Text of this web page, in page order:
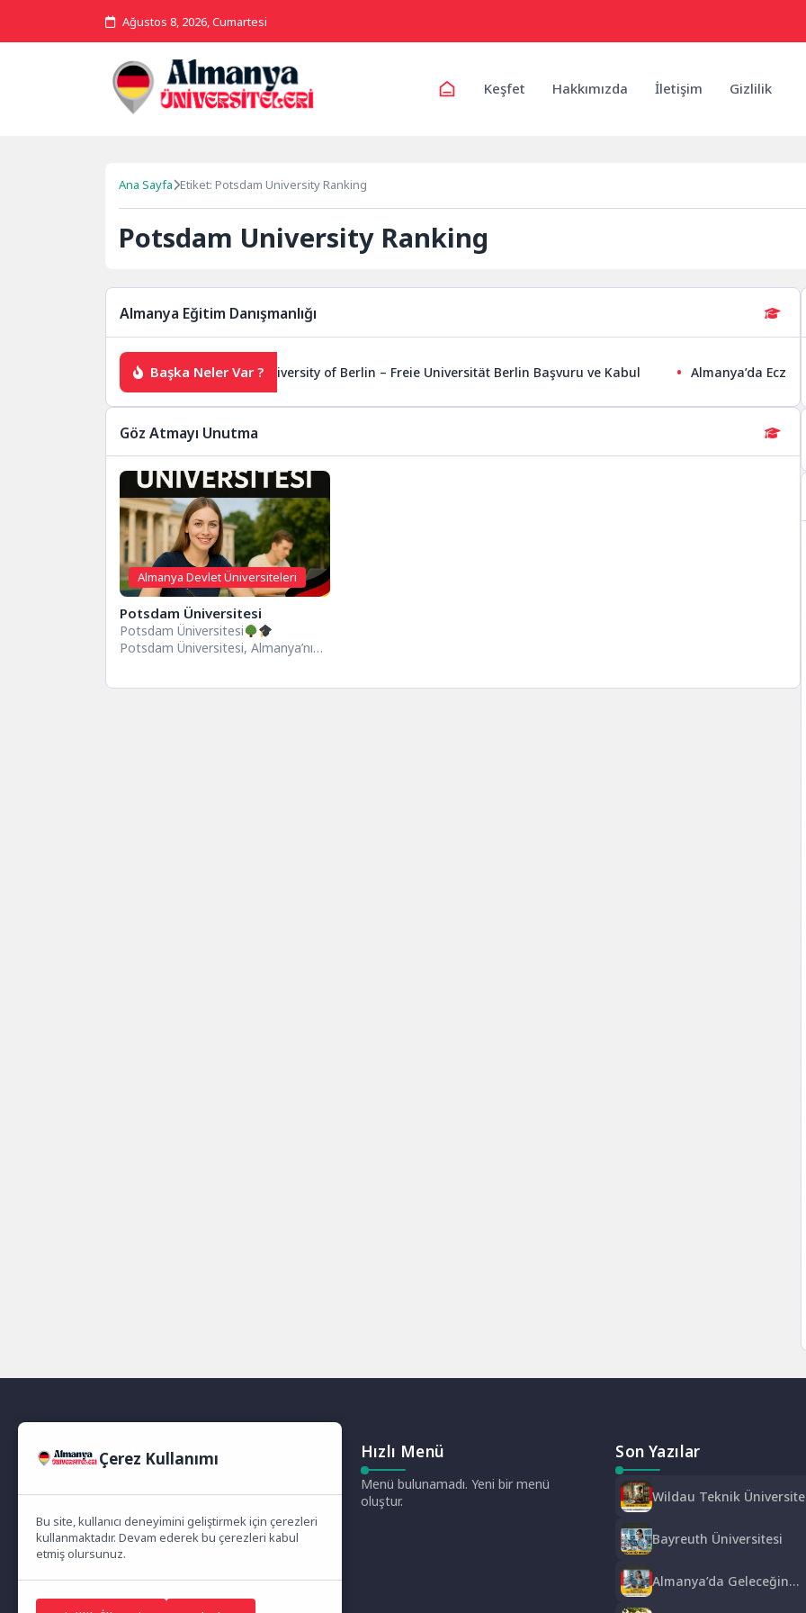
Ağustos 8, 2026, Cumartesi
Keşfet Hakkımızda İletişim Gizlilik
Ana Sayfa Etiket: Potsdam University Ranking
Potsdam University Ranking
Almanya Eğitim Danışmanlığı
Başka Neler Var ?
TELC Sınavı Nedir? Free University of Berlin – Freie Universität Berlin Başvuru ve Kabul Almanya’da
Göz Atmayı Unutma
Almanya Devlet Üniversiteleri
Potsdam Üniversitesi
Potsdam Üniversitesi
Potsdam Üniversitesi, Almanya’nın
Politikalarımız
Telif Hakları Politikası
İçerik Yönetimi
Hızlı Menü
Menü bulunamadı. Yeni bir menü
oluştur.
Son Yazılar
Wildau Teknik
Bayreuth Üniversitesi
Almanya’da Geleceğin
Çerez Kullanımı
Bu site, kullanıcı deneyimini geliştirmek için çerezleri
kullanmaktadır. Devam ederek bu çerezleri kabul
etmiş olursunuz.